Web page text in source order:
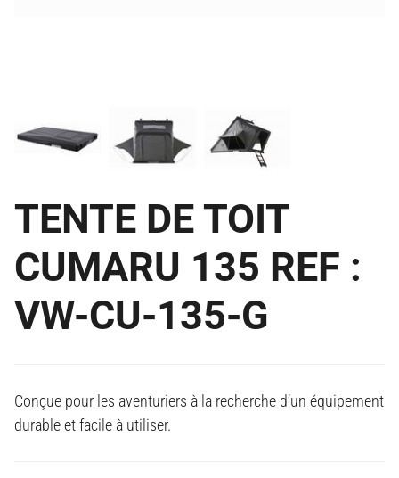
TENTE DE TOIT
CUMARU 135 REF :
VW-CU-135-G
Conçue pour les aventuriers à la recherche d’un équipement
durable et facile à utiliser.